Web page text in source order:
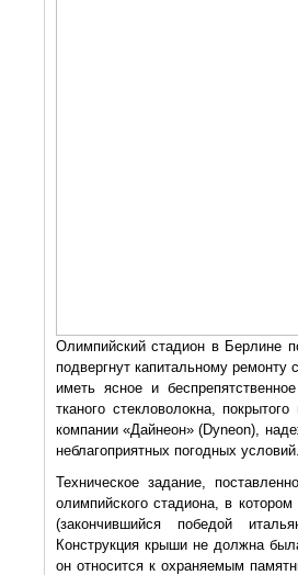
Олимпийский стадион в Берлине
подвергнут капитальному ремонту
иметь ясное и
тканого стекловолокна,
компании «Дайнеон» (Dyneon),
неблагоприятных погодных
Техническое задание,
олимпийского стадиона, в
(закончившийся победой
Конструкция крыши не должна
он относится к охраняемым